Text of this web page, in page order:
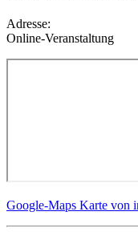
Adresse:
Online-Veranstaltung
Google-Maps Karte von